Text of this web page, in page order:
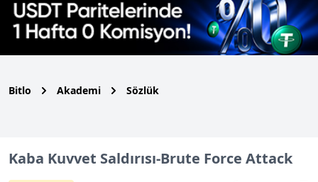
Bitlo Akademi Sözlük
Kaba Kuvvet Saldırısı-Brute Force Attack